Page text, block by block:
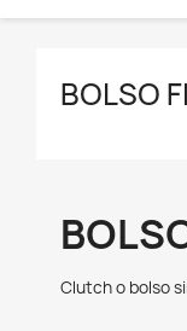
BOLSO
Clutch o bolso